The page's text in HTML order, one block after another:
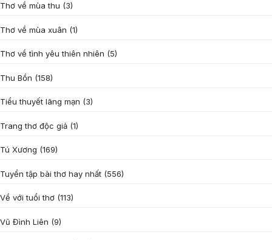
Thơ về mùa thu (3)
Thơ về mùa xuân (1)
Thơ về tình yêu thiên nhiên (5)
Thu Bồn (158)
Tiểu thuyết lãng mạn (3)
Trang thơ độc giả (1)
Tú Xương (169)
Tuyển tập bài thơ hay nhất (556)
Về với tuổi thơ (113)
Vũ Đình Liên (9)